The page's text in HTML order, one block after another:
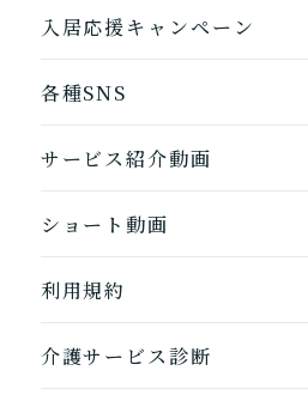
入居応援キャンペーン
各種SNS
サービス紹介動画
ショート動画
利用規約
介護サービス診断